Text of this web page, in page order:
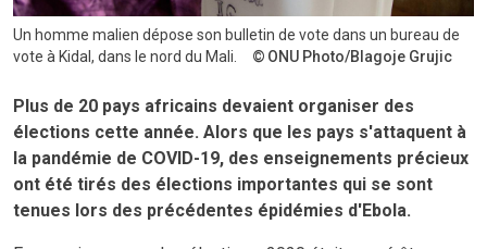
Un homme malien dépose son bulletin de vote dans un bureau de
vote à Kidal, dans le nord du Mali.
ONU Photo/Blagoje Grujic
Plus de 20 pays africains devaient organiser des
élections cette année. Alors que les pays s'attaquent à
la pandémie de COVID-19, des enseignements précieux
ont été tirés des élections importantes qui se sont
tenues lors des précédentes épidémies d'Ebola.